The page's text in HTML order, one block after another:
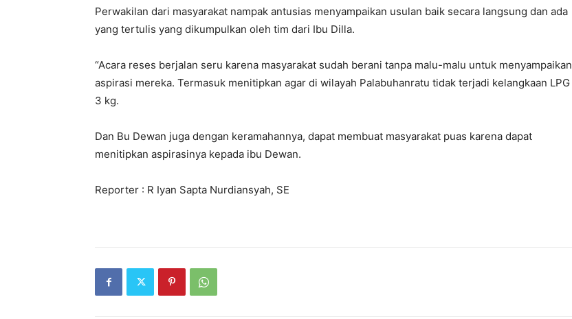
Perwakilan dari masyarakat nampak antusias menyampaikan usulan baik secara langsung dan ada
yang tertulis yang dikumpulkan oleh tim dari Ibu Dilla.
“Acara reses berjalan seru karena masyarakat sudah berani tanpa malu-malu untuk menyampaikan
aspirasi mereka. Termasuk menitipkan agar di wilayah Palabuhanratu tidak terjadi kelangkaan LPG
3 kg.
Dan Bu Dewan juga dengan keramahannya, dapat membuat masyarakat puas karena dapat
menitipkan aspirasinya kepada ibu Dewan.
Reporter : R Iyan Sapta Nurdiansyah, SE